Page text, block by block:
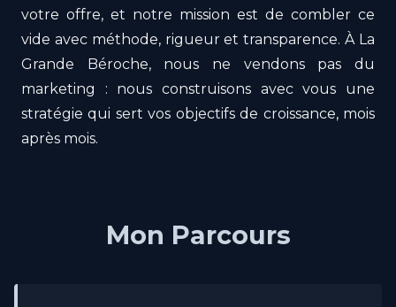
votre offre, et notre mission est de combler ce
vide avec méthode, rigueur et transparence. À La
Grande Béroche, nous ne vendons pas du
marketing : nous construisons avec vous une
stratégie qui sert vos objectifs de croissance, mois
après mois.
Mon Parcours